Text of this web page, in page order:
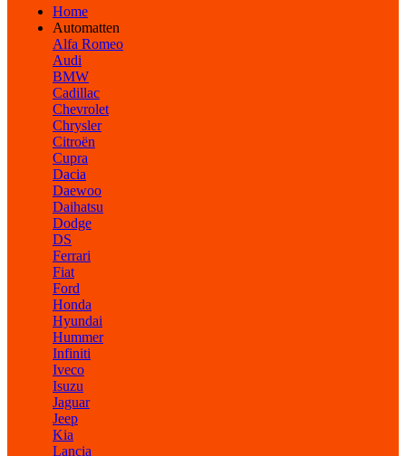
Home
Automatten
Alfa Romeo
Audi
BMW
Cadillac
Chevrolet
Chrysler
Citroën
Cupra
Dacia
Daewoo
Daihatsu
Dodge
DS
Ferrari
Fiat
Ford
Honda
Hyundai
Hummer
Infiniti
Iveco
Isuzu
Jaguar
Jeep
Kia
Lancia